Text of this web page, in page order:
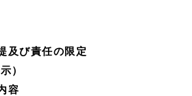
及び責任の限定
）
容